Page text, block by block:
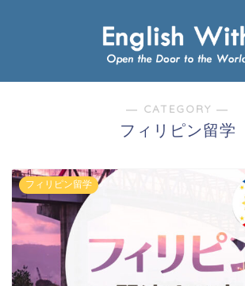
― CATEGORY ―
フィリピン留学
フィリピン留学